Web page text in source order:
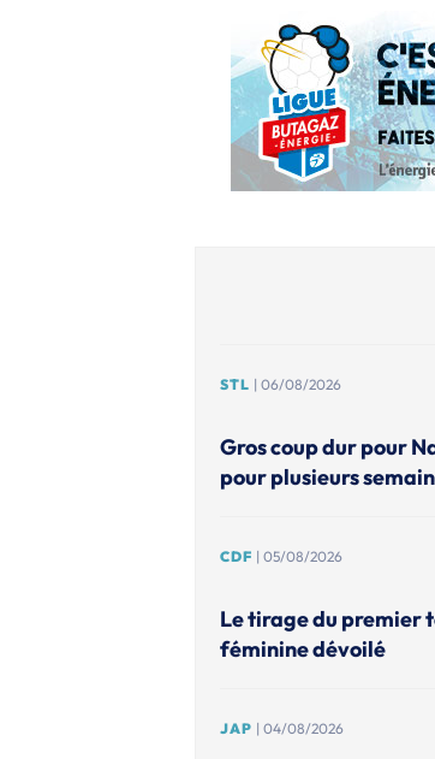
STL | 06/08/2026
Gros coup dur pour
pour plusieurs
CDF | 05/08/2026
Le tirage du premier
féminine dévoilé
JAP | 04/08/2026